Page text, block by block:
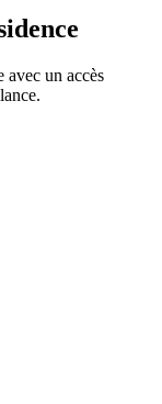
avec un accès